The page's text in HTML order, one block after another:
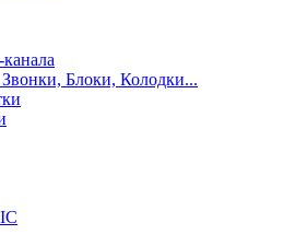
Блоки, Колодки...